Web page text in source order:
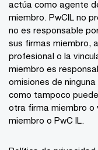
actúa como agente
miembro. PwCIL no
no es responsable
sus firmas miembro,
profesional o la
miembro es
omisiones de
como tampoco
otra firma miembro o
miembro o PwC IL.